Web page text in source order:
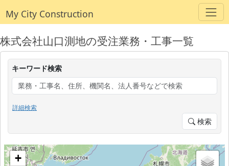
My City Construction
株式会社山口測地の受注業務・工事一覧
キーワード検索
詳細検索
検索
+